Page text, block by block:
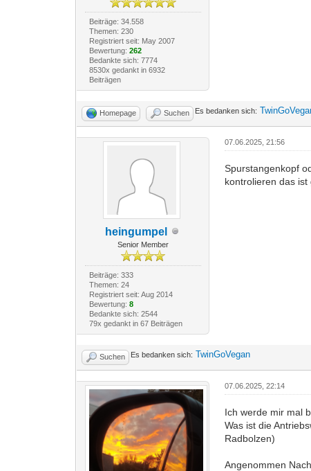
Beiträge: 34.558
Themen: 230
Registriert seit: May 2007
Bewertung: 262
Bedankte sich: 7774
8530x gedankt in 6932
Beiträgen
Homepage Suchen Es bedanken sich:
heingumpel
Senior Member
Beiträge: 333
Themen: 24
Registriert seit: Aug 2014
Bewertung: 8
Bedankte sich: 2544
79x gedankt in 67 Beiträgen
07.06.2025, 21:56
Spurstangenkopf
kontrolieren das ist
Suchen Es bedanken sich: TwinGoVegan
07.06.2025, 22:14
Ich werde mir mal
Was ist die
Radbolzen)
Angenommen